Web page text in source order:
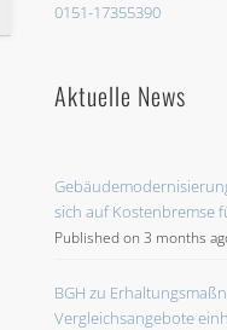
0151-17355390
Aktuelle News
sich auf Kostenbremse
Published on 3 months
BGH zu
Vergleichsangebote